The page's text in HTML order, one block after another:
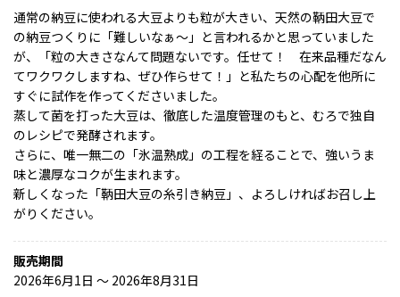
通常の納豆に使われる大豆よりも粒が大きい、天然の鞆田大豆で
の納豆つくりに「難しいなぁ～」と言われるかと思っていました
が、「粒の大きさなんて問題ないです。任せて！ 在来品種だなん
てワクワクしますね、ぜひ作らせて！」と私たちの心配を他所に
すぐに試作を作ってくださいました。
蒸して菌を打った大豆は、徹底した温度管理のもと、むろで独自
のレシピで発酵されます。
さらに、唯一無二の「氷温熟成」の工程を経ることで、強いうま
味と濃厚なコクが生まれます。
新しくなった「鞆田大豆の糸引き納豆」、よろしければお召し上
がりください。
販売期間
2026年6月1日 〜 2026年8月31日